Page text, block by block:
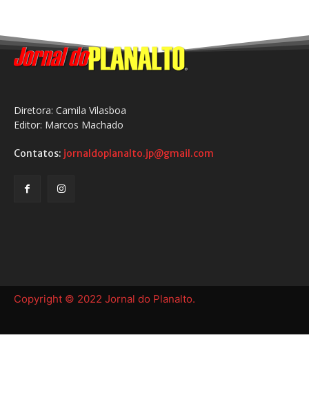
Diretora: Camila Vilasboa
Editor: Marcos Machado
Contatos: jornaldoplanalto.jp@gmail.com
Copyright © 2022 Jornal do Planalto.